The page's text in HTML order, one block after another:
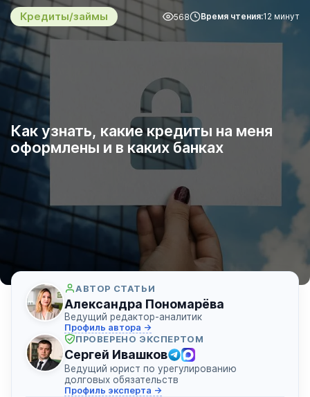
Кредиты/займы 568 Время чтения:12 минут
Как узнать, какие кредиты на меня
оформлены и в каких банках
АВТОР СТАТЬИ
Александра Пономарёва
Ведущий редактор-аналитик
Профиль автора →
ПРОВЕРЕНО ЭКСПЕРТОМ
Сергей Ивашков
Ведущий юрист по урегулированию
долговых обязательств
Профиль эксперта →